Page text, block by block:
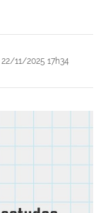
22/11/2025 17h34